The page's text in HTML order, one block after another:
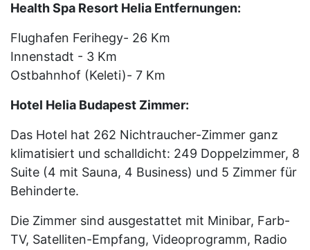
Health Spa Resort Helia Entfernungen:
Flughafen Ferihegy- 26 Km
Innenstadt - 3 Km
Ostbahnhof (Keleti)- 7 Km
Hotel Helia Budapest Zimmer:
Das Hotel hat 262 Nichtraucher-Zimmer ganz
klimatisiert und schalldicht: 249 Doppelzimmer, 8
Suite (4 mit Sauna, 4 Business) und 5 Zimmer für
Behinderte.
Die Zimmer sind ausgestattet mit Minibar, Farb-
TV, Satelliten-Empfang, Videoprogramm, Radio